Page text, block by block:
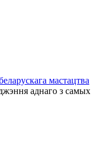
мастацтва
аднаго з самых